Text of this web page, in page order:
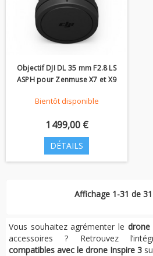
Objectif DJI DL 35 mm F2.8 LS
ASPH pour Zenmuse X7 et X9
Bientôt disponible
1 499,00 €
DÉTAILS
Affichage 1-31 de
Vous souhaitez agrémenter le
accessoires ? Retrouvez
compatibles avec le drone Inspire 3